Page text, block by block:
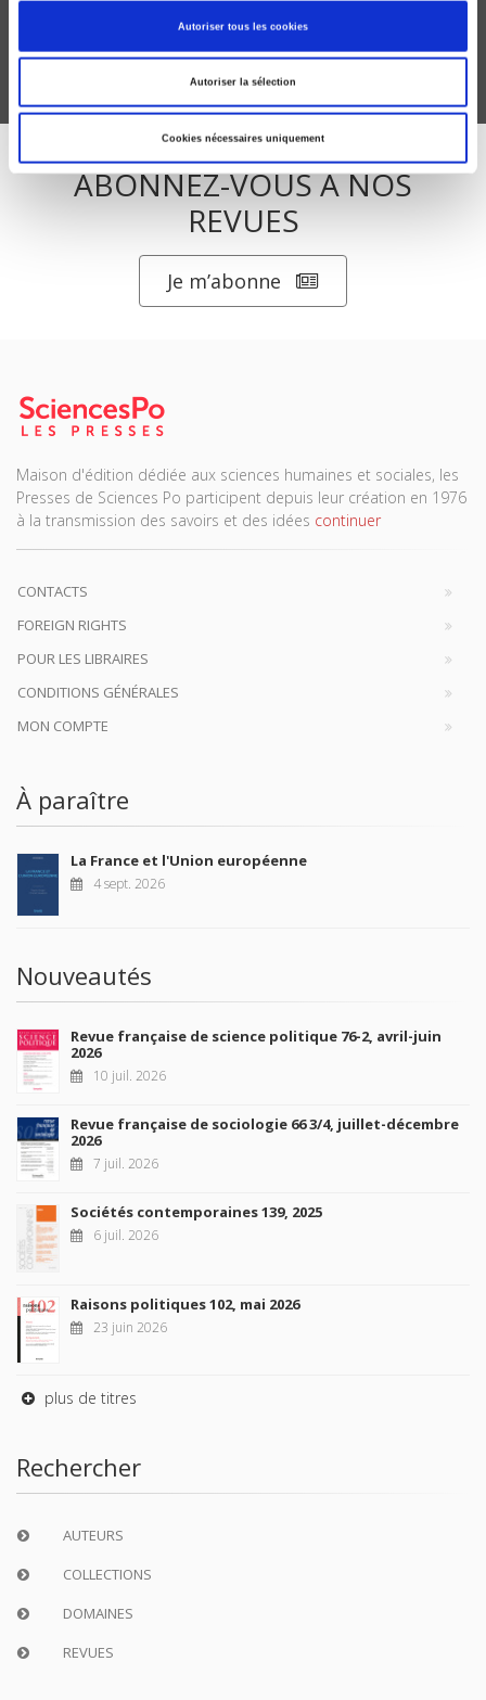
Autoriser tous les cookies
Autoriser la sélection
Cookies nécessaires uniquement
ABONNEZ-VOUS À NOS
REVUES
Je m’abonne
Maison d'édition dédiée aux sciences humaines et sociales, les
Presses de Sciences Po participent depuis leur création en 1976
à la transmission des savoirs et des idées continuer
CONTACTS
FOREIGN RIGHTS
POUR LES LIBRAIRES
CONDITIONS GÉNÉRALES
MON COMPTE
À paraître
La France et l'Union européenne
4 sept. 2026
Nouveautés
Revue française de science politique 76-2, avril-juin
2026
10 juil. 2026
Revue française de sociologie 66 3/4, juillet-décembre
2026
7 juil. 2026
Sociétés contemporaines 139, 2025
6 juil. 2026
Raisons politiques 102, mai 2026
23 juin 2026
plus de titres
Rechercher
AUTEURS
COLLECTIONS
DOMAINES
REVUES